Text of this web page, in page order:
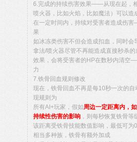
6.完成的持续伤害效果——从现在起，
喷火器，比如火焰，比如魔法）可以造
在一定时间内，持续对受害者造成伤
果
如冰冻类伤害不但会造成扣血，同时会
拿法/喷火器尽管不再能造成直接秒杀
效果，会将受害者的HP在数秒内清空
力
7.铁骨回血规则修改
现在，铁骨回血不再是每10秒一次的自
现规则为
所有AI+玩家，假如周边一定距离内，
持续性伤害的影响 ，则每秒恢复铁骨等
该距离受铁骨技能数值影响，最低可为0
相当多种族，铁骨有额外加成